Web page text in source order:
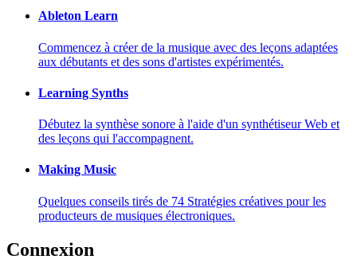
Ableton Learn
Commencez à créer de la musique avec des leçons adaptées
aux débutants et des sons d'artistes expérimentés.
Learning Synths
Débutez la synthèse sonore à l'aide d'un synthétiseur Web et
des leçons qui l'accompagnent.
Making Music
Quelques conseils tirés de 74 Stratégies créatives pour les
producteurs de musiques électroniques.
Connexion